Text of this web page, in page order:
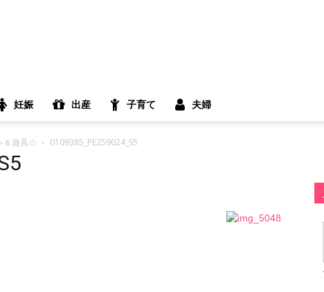
妊娠 出産 子育て 夫婦
＆遊具☆ 0109385_PE259024_S5